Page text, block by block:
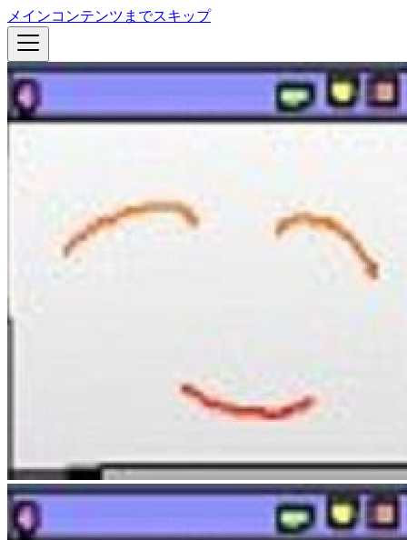
メインコンテンツまでスキップ